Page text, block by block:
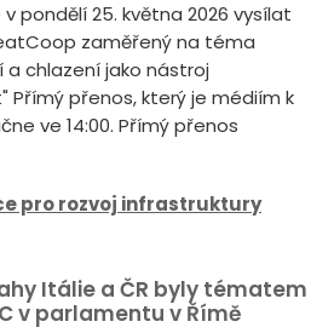
v pondělí 25. května 2026 vysílat
zaměřený na téma
a chlazení jako nástroj
Přímý přenos, který je médiím k
ve 14:00. Přímý přenos
pro rozvoj infrastruktury
Itálie a ČR byly tématem
v parlamentu v Římě